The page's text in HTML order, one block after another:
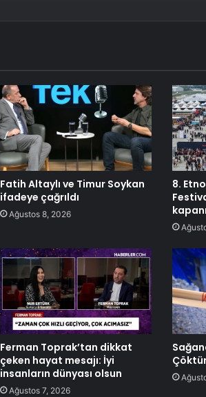
Fatih Altaylı ve Timur Soykan
ifadeye çağrıldı
Ağustos 8, 2026
8.
Ferman Toprak’tan dikkat
çeken hayat mesajı: İyi
insanların dünyası olsun
Ağustos 7, 2026